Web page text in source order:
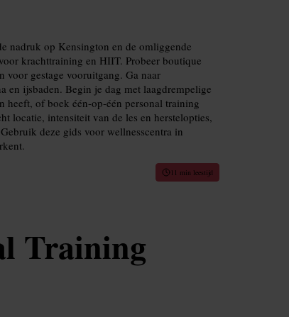
nadruk op Kensington en de omliggende
krachttraining en HIIT. Probeer boutique
voor gestage vooruitgang. Ga naar
en ijsbaden. Begin je dag met laagdrempelige
heeft, of boek één-op-één personal training
locatie, intensiteit van de les en herstelopties,
deze gids voor wellnesscentra in
11 min leestijd
Training